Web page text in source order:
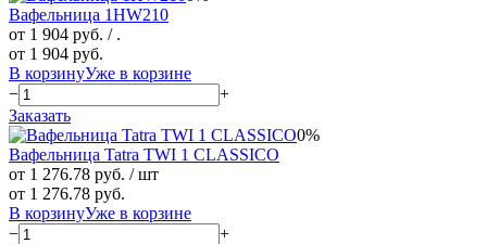
Вафельница 1HW210
от 1 904 руб. / .
от 1 904 руб.
В корзинуУже в корзине
−
+
Заказать
0%
Вафельница Tatra TWI 1 CLASSICO
от 1 276.78 руб. / шт
от 1 276.78 руб.
В корзинуУже в корзине
−
+